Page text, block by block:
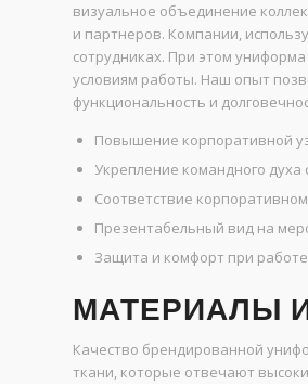
визуальное объединение
и партнеров. Компании,
сотрудниках. При этом
условиям работы. Наш опыт
функциональность и
Повышение корпоративной
Укрепление командного духа
Соответствие
Презентабельный вид на
Защита и комфорт при
МАТЕРИАЛЫ
Качество брендированной
ткани, которые отвечают